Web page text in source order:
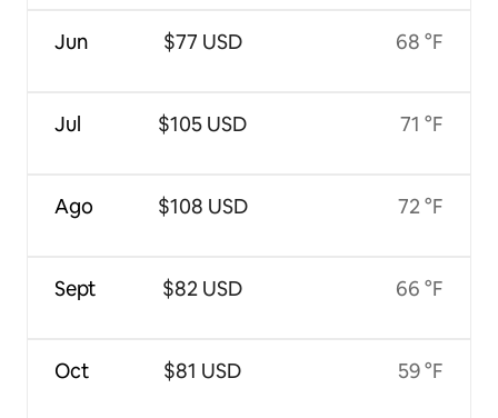
Jun
Jul
Ago
Sept
Oct
$77 USD
$105 USD
$108 USD
$82 USD
$81 USD
68 °F
71 °F
72 °F
66 °F
59 °F